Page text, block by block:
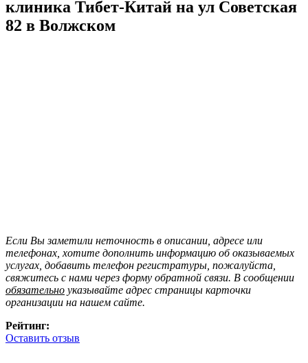
клиника Тибет-Китай на ул Советская
82 в Волжском
Если Вы заметили неточность в описании, адресе или
телефонах, хотите дополнить информацию об оказываемых
услугах, добавить телефон регистратуры, пожалуйста,
свяжитесь с нами через форму обратной связи. В сообщении
обязательно указывайте адрес страницы карточки
организации на нашем сайте.
Рейтинг:
Оставить отзыв